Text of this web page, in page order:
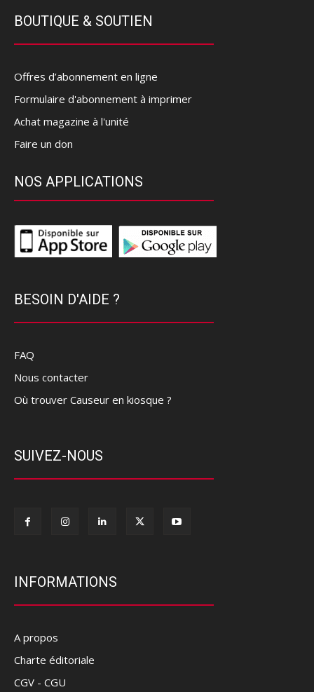
BOUTIQUE & SOUTIEN
Offres d’abonnement en ligne
Formulaire d'abonnement à imprimer
Achat magazine à l'unité
Faire un don
NOS APPLICATIONS
BESOIN D'AIDE ?
FAQ
Nous contacter
Où trouver Causeur en kiosque ?
SUIVEZ-NOUS
INFORMATIONS
A propos
Charte éditoriale
CGV - CGU